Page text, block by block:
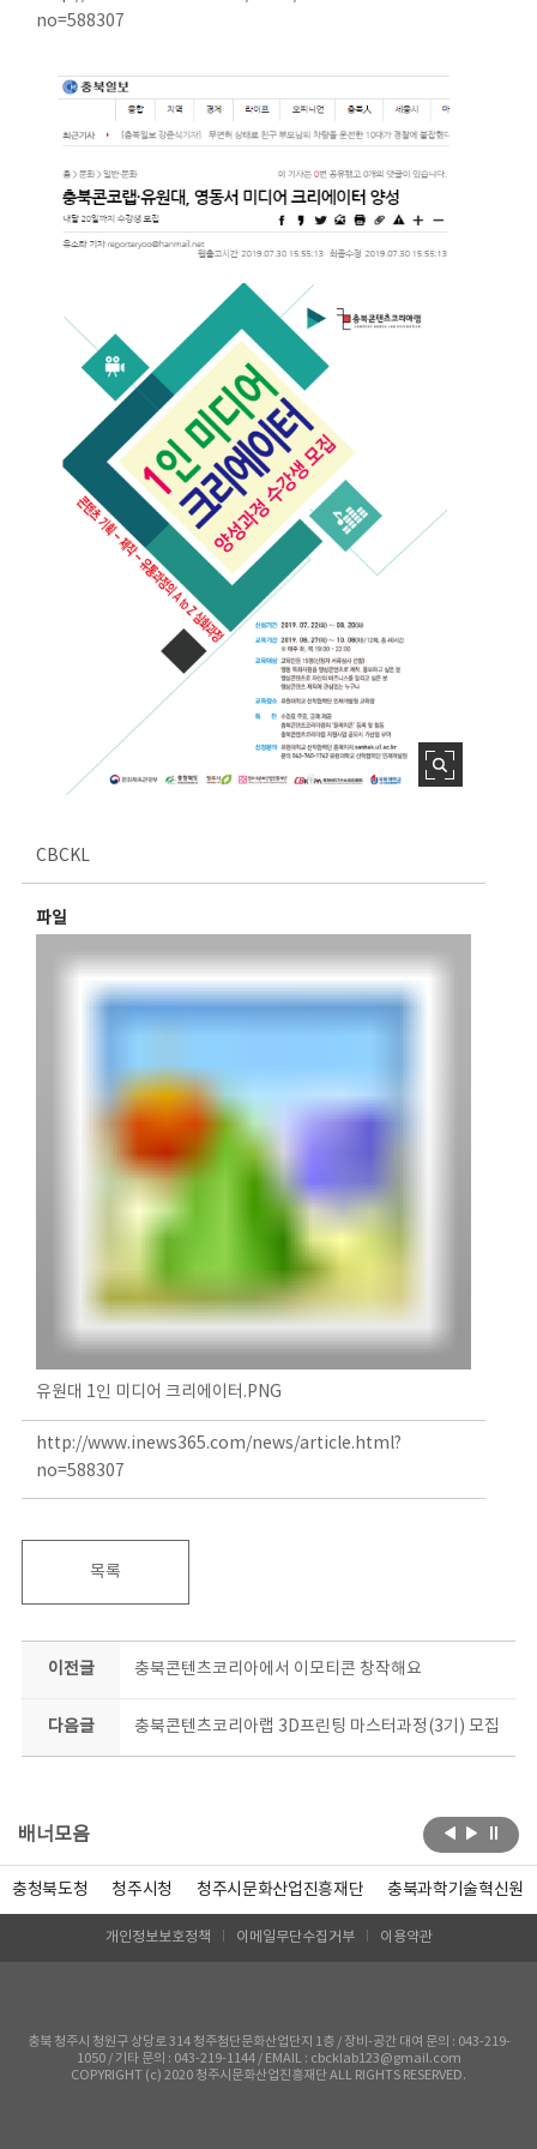
no=588307
CBCKL
파일
유원대 1인 미디어 크리에이터.PNG
http://www.inews365.com/news/article.html?
no=588307
목록
이전글 충북콘텐츠코리아에서 이모티콘 창작해요
다음글 충북콘텐츠코리아랩 3D프린팅 마스터과정(3기) 모집
배너모음
충청북도청 청주시청 청주시문화산업진흥재단 충북과학기술혁신원
개인정보보호정책 이메일무단수집거부 이용약관
충북 청주시 청원구 상당로 314 청주첨단문화산업단지 1층 / 장비-공간 대여 문의 : 043-219-
1050 / 기타 문의 : 043-219-1144 / EMAIL : cbcklab123@gmail.com
COPYRIGHT (c) 2020 청주시문화산업진흥재단 ALL RIGHTS RESERVED.